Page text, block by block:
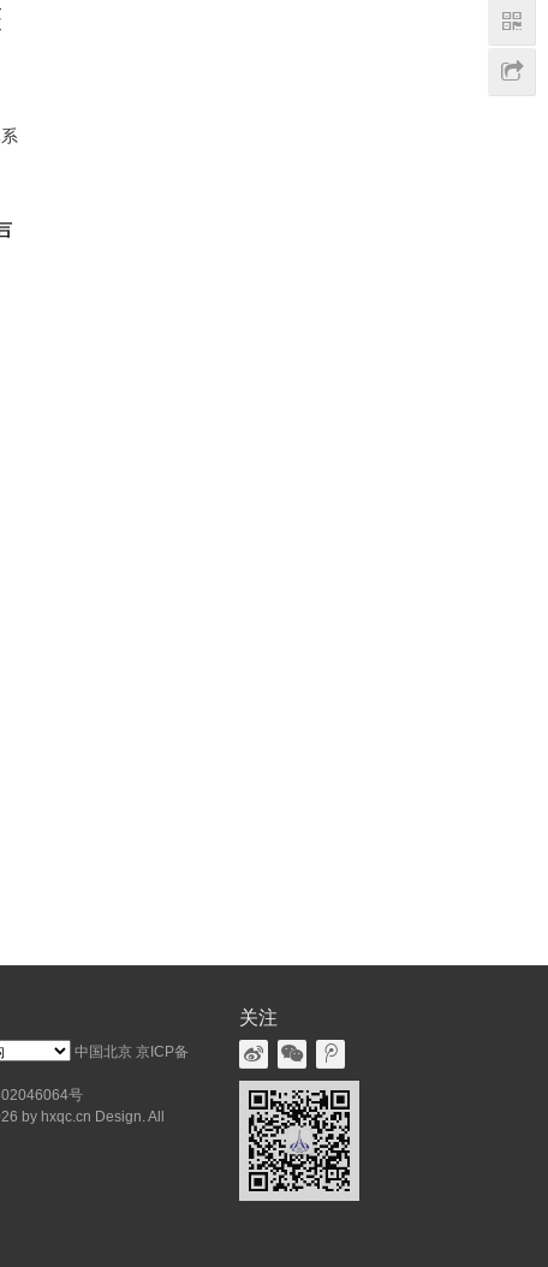
中国北京 京ICP备
号
by hxqc.cn Design. All
关注